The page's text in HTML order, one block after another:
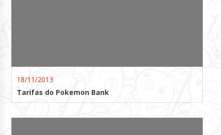
18/11/2013
Tarifas do Pokemon Bank